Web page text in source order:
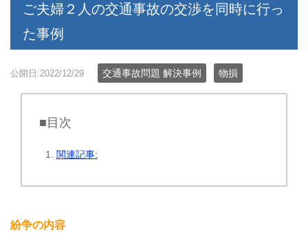
ご夫婦２人の交通事故の交渉を同時に行っ
た事例
公開日:2022/12/29 交通事故問題 解決事例 物損
■目次
関連記事:
紛争の内容